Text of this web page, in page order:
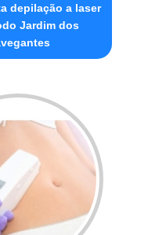
depilação a laser
Jardim dos